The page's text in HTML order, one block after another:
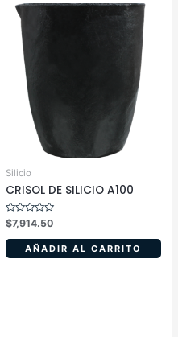
Silicio
CRISOL DE SILICIO A100
Valorado
en
0
5
$7,914.50
AÑADIR AL CARRITO